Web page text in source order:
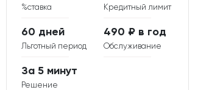
%ставка Кредитный лимит
Льготный период
60 дней
Обслуживание
490 ₽ в год
Решение
За 5 минут